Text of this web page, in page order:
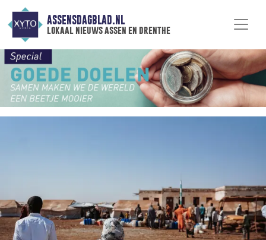
ASSENSDAGBLAD.NL
lokaal nieuws assen en drenthe